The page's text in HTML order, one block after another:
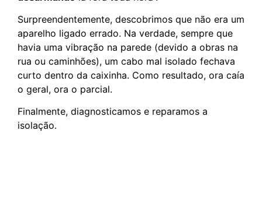
Surpreendentemente, descobrimos que não era um
aparelho ligado errado. Na verdade, sempre que
havia uma vibração na parede (devido a obras na
rua ou caminhões), um cabo mal isolado fechava
curto dentro da caixinha. Como resultado, ora caía
o geral, ora o parcial.
Finalmente, diagnosticamos e reparamos a
isolação.